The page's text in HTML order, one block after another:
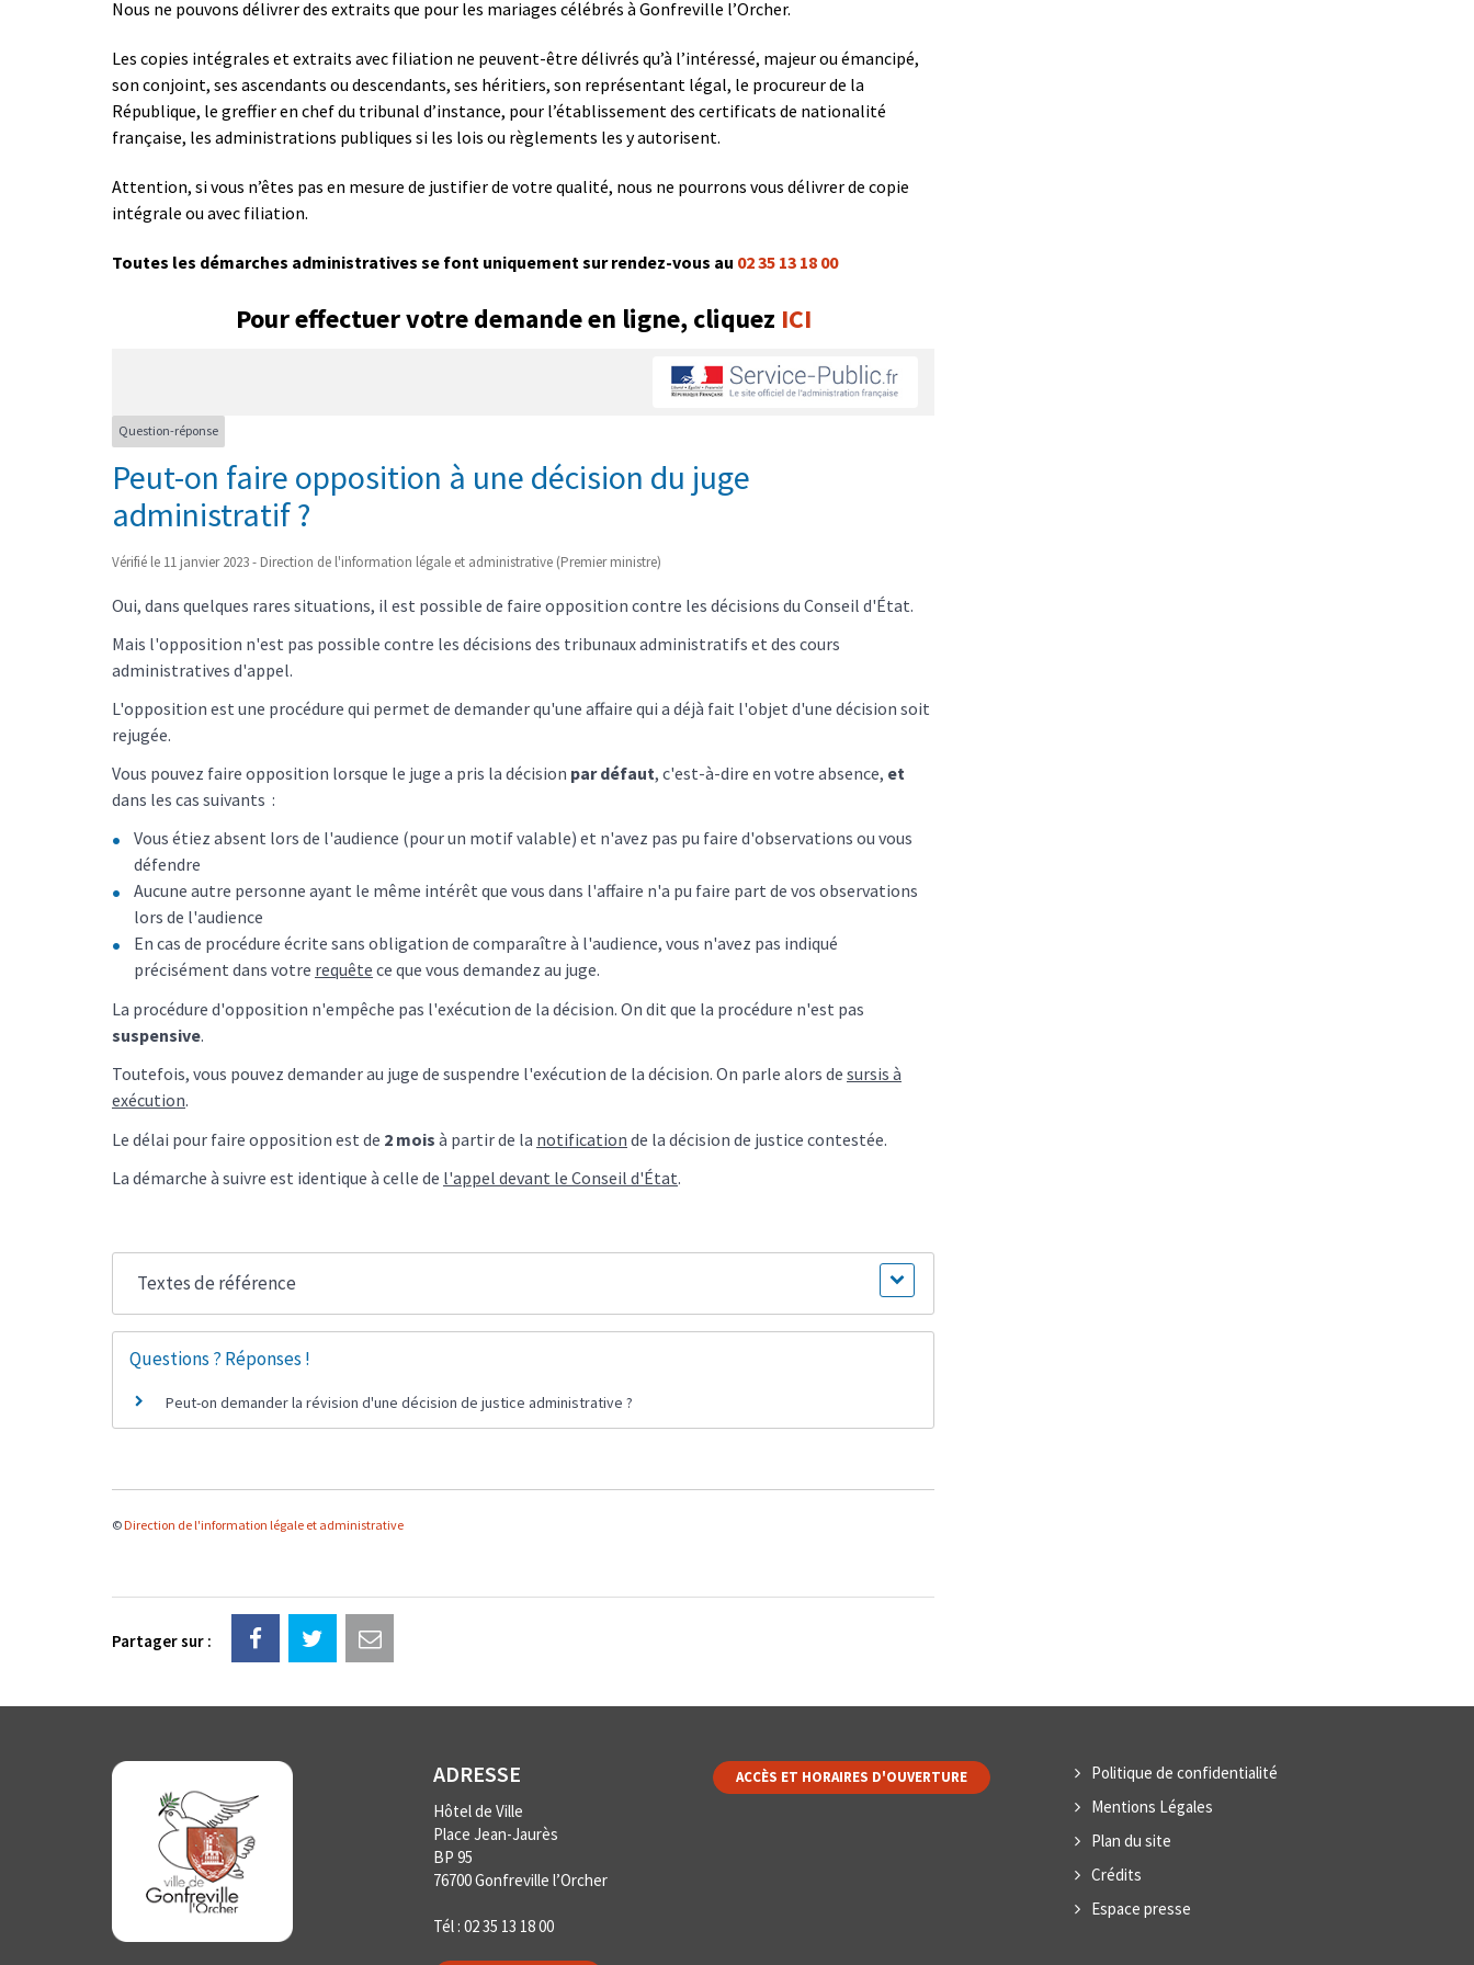
Nous ne pouvons délivrer des extraits que pour les mariages célébrés à Gonfreville l’Orcher.
Les copies intégrales et extraits avec filiation ne peuvent-être délivrés qu’à l’intéressé, majeur ou émancipé,
son conjoint, ses ascendants ou descendants, ses héritiers, son représentant légal, le procureur de la
République, le greffier en chef du tribunal d’instance, pour l’établissement des certificats de nationalité
française, les administrations publiques si les lois ou règlements les y autorisent.
Attention, si vous n’êtes pas en mesure de justifier de votre qualité, nous ne pourrons vous délivrer de copie
intégrale ou avec filiation.
Toutes les démarches administratives se font uniquement sur rendez-vous au 02 35 13 18 00
Pour effectuer votre demande en ligne, cliquez ICI
Question-réponse
Peut-on faire opposition à une décision du juge
administratif ?
Vérifié le 11 janvier 2023 - Direction de l'information légale et administrative (Premier ministre)
Oui, dans quelques rares situations, il est possible de faire opposition contre les décisions du Conseil d'État.
Mais l'opposition n'est pas possible contre les décisions des tribunaux administratifs et des cours
administratives d'appel.
L'opposition est une procédure qui permet de demander qu'une affaire qui a déjà fait l'objet d'une décision soit
rejugée.
Vous pouvez faire opposition lorsque le juge a pris la décision par défaut, c'est-à-dire en votre absence, et
dans les cas suivants :
Vous étiez absent lors de l'audience (pour un motif valable) et n'avez pas pu faire d'observations ou vous
défendre
Aucune autre personne ayant le même intérêt que vous dans l'affaire n'a pu faire part de vos observations
lors de l'audience
En cas de procédure écrite sans obligation de comparaître à l'audience, vous n'avez pas indiqué
précisément dans votre requête ce que vous demandez au juge.
La procédure d'opposition n'empêche pas l'exécution de la décision. On dit que la procédure n'est pas
suspensive.
Toutefois, vous pouvez demander au juge de suspendre l'exécution de la décision. On parle alors de sursis à
exécution.
Le délai pour faire opposition est de 2 mois à partir de la notification de la décision de justice contestée.
La démarche à suivre est identique à celle de l'appel devant le Conseil d'État.
Textes de référence
Questions ? Réponses !
Peut-on demander la révision d'une décision de justice administrative ?
© Direction de l'information légale et administrative
Partager sur :
ADRESSE
Hôtel de Ville
Place Jean-Jaurès
BP 95
76700 Gonfreville l’Orcher
Tél : 02 35 13 18 00
ACCÈS ET HORAIRES D'OUVERTURE
Politique de confidentialité
Mentions Légales
Plan du site
Crédits
Espace presse